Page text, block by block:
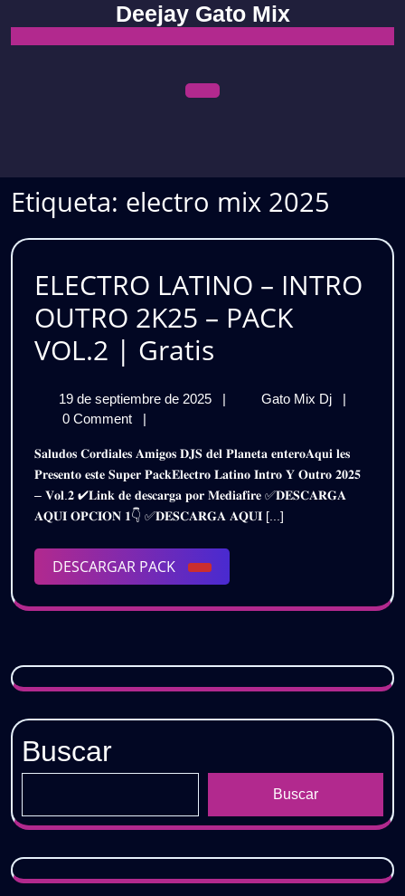
content
Deejay Gato Mix
Etiqueta: electro mix 2025
ELECTRO LATINO – INTRO
OUTRO 2K25 – PACK
VOL.2 | Gratis
–
INTRO
OUTRO
2K25
–
PACK
VOL.2
Gratis
19 de septiembre de 2025
19
de
2025
| Gato Mix Dj
ELECTRO
INTRO
OUTRO
2K25
|
0 Comment
|
𝐒𝐚𝐥𝐮𝐝𝐨𝐬 𝐂𝐨𝐫𝐝𝐢𝐚𝐥𝐞𝐬 𝐀𝐦𝐢𝐠𝐨𝐬 𝐃𝐉𝐒 𝐝𝐞𝐥 𝐏𝐥𝐚𝐧𝐞𝐭𝐚 𝐞𝐧𝐭𝐞𝐫𝐨𝐀𝐪𝐮𝐢 𝐥𝐞𝐬
𝐏𝐫𝐞𝐬𝐞𝐧𝐭𝐨 𝐞𝐬𝐭𝐞 𝐒𝐮𝐩𝐞𝐫 𝐏𝐚𝐜𝐤𝐄𝐥𝐞𝐜𝐭𝐫𝐨 𝐋𝐚𝐭𝐢𝐧𝐨 𝐈𝐧𝐭𝐫𝐨 𝐘 𝐎𝐮𝐭𝐫𝐨 𝟐𝟎𝟐𝟓
– 𝐕𝐨𝐥.𝟐 ✔𝐋𝐢𝐧𝐤 𝐝𝐞 𝐝𝐞𝐬𝐜𝐚𝐫𝐠𝐚 𝐩𝐨𝐫 𝐌𝐞𝐝𝐢𝐚𝐟𝐢𝐫𝐞 ✅𝐃𝐄𝐒𝐂𝐀𝐑𝐆𝐀
𝐀𝐐𝐔𝐈 𝐎𝐏𝐂𝐈𝐎𝐍 𝟏👇 ✅𝐃𝐄𝐒𝐂𝐀𝐑𝐆𝐀 𝐀𝐐𝐔𝐈 [...]
DESCARGAR PACK
DESCARGAR
PACK
Buscar
Buscar